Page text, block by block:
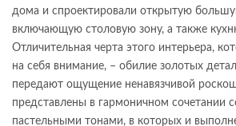
дома и спроектировали открытую
включающую столовую зону, а также
Отличительная черта этого интерьера,
на себя внимание, – обилие золотых
передают ощущение ненавязчивой
представлены в гармоничном сочетании
пастельными тонами, в которых и